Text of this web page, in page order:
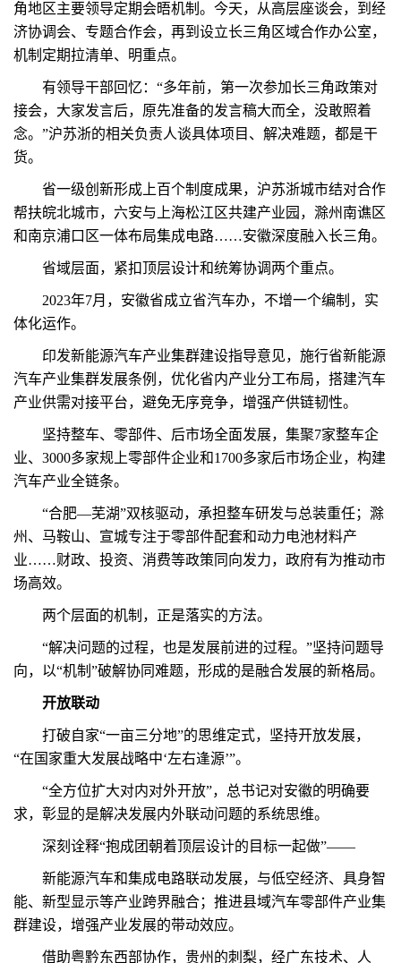
角地区主要领导定期会晤机制。今天，从高层座谈会，到经
济协调会、专题合作会，再到设立长三角区域合作办公室，
机制定期拉清单、明重点。
有领导干部回忆：“多年前，第一次参加长三角政策对
接会，大家发言后，原先准备的发言稿大而全，没敢照着
念。”沪苏浙的相关负责人谈具体项目、解决难题，都是干
货。
省一级创新形成上百个制度成果，沪苏浙城市结对合作
帮扶皖北城市，六安与上海松江区共建产业园，滁州南谯区
和南京浦口区一体布局集成电路……安徽深度融入长三角。
省域层面，紧扣顶层设计和统筹协调两个重点。
2023年7月，安徽省成立省汽车办，不增一个编制，实
体化运作。
印发新能源汽车产业集群建设指导意见，施行省新能源
汽车产业集群发展条例，优化省内产业分工布局，搭建汽车
产业供需对接平台，避免无序竞争，增强产供链韧性。
坚持整车、零部件、后市场全面发展，集聚7家整车企
业、3000多家规上零部件企业和1700多家后市场企业，构建
汽车产业全链条。
“合肥—芜湖”双核驱动，承担整车研发与总装重任；滁
州、马鞍山、宣城专注于零部件配套和动力电池材料产
业……财政、投资、消费等政策同向发力，政府有为推动市
场高效。
两个层面的机制，正是落实的方法。
“解决问题的过程，也是发展前进的过程。”坚持问题导
向，以“机制”破解协同难题，形成的是融合发展的新格局。
开放联动
打破自家“一亩三分地”的思维定式，坚持开放发展，
“在国家重大发展战略中‘左右逢源’”。
“全方位扩大对内对外开放”，总书记对安徽的明确要
求，彰显的是解决发展内外联动问题的系统思维。
深刻诠释“抱成团朝着顶层设计的目标一起做”——
新能源汽车和集成电路联动发展，与低空经济、具身智
能、新型显示等产业跨界融合；推进县域汽车零部件产业集
群建设，增强产业发展的带动效应。
借助粤黔东西部协作，贵州的刺梨，经广东技术、人